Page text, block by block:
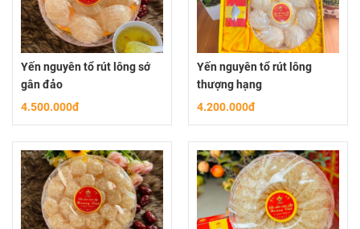
Yến nguyên tổ rút lông sớ
gân đảo
4.500.000đ
Yến nguyên tổ rút lông
thượng hạng
4.200.000đ